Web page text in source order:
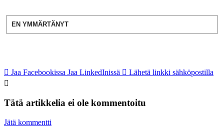
EN YMMÄRTÄNYT
Jaa Facebookissa Jaa LinkedInissä Lähetä linkki sähköpostilla
Tätä artikkelia ei ole kommentoitu
Jätä kommentti